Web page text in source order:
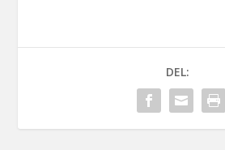
DEL: